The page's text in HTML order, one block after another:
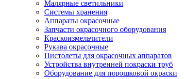
Малярные светильники
Системы хранения
Аппараты окрасочные
Запчасти окрасочного оборудования
Краскоизмельчители
Рукава окрасочные
Пистолеты для окрасочных аппаратов
Устройства внутренней покраски труб
Оборудование для порошковой окраски